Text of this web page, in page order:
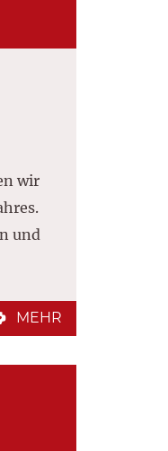
wir
und
MEHR